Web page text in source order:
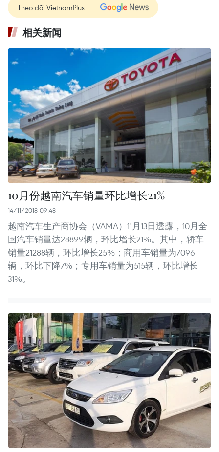
Theo dõi VietnamPlus
相关新闻
10月份越南汽车销量环比增长21%
14/11/2018 09:48
越南汽车生产商协会（VAMA）11月13日透露，10月全
国汽车销量达28899辆，环比增长21%。其中，轿车
销量21288辆，环比增长25%；商用车销量为7096
辆，环比下降7%；专用车销量为515辆，环比增长
31%。